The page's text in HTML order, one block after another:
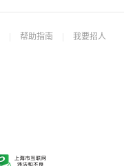
帮助指南 我要招人